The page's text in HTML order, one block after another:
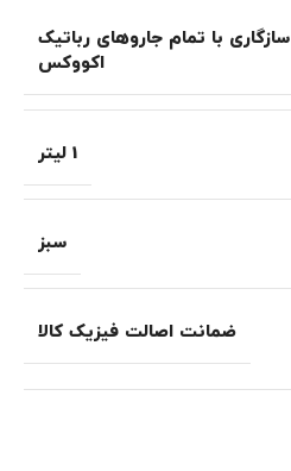
سازگاری با تمام جاروهای رباتیک
اکووکس
1 لیتر
سبز
ضمانت اصالت فیزیک کالا